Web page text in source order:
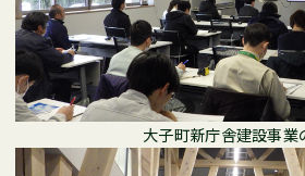
大子町新庁舎建設事業